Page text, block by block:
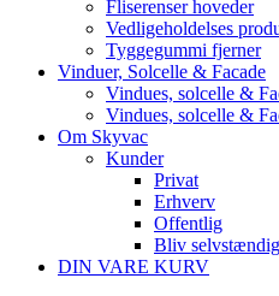
Fliserenser hoveder
Vedligeholdelses
Tyggegummi fjerner
Vinduer, Solcelle & Facade
Vindues, solcelle &
Vindues, solcelle &
Om Skyvac
Kunder
Privat
Erhverv
Offentlig
Bliv selvstændig
DIN VARE KURV